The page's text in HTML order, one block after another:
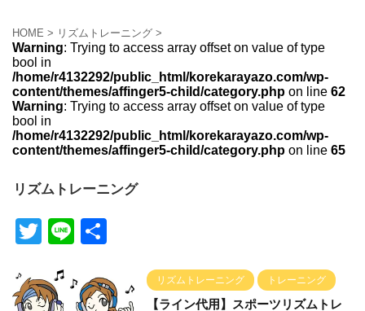
HOME > リズムトレーニング >
Warning: Trying to access array offset on value of type
bool in
/home/r4132292/public_html/korekarayazo.com/wp-
content/themes/affinger5-child/category.php on line 62
Warning: Trying to access array offset on value of type
bool in
/home/r4132292/public_html/korekarayazo.com/wp-
content/themes/affinger5-child/category.php on line 65
リズムトレーニング
T
tt
Li
e
リズムトレーニング トレーニング
【ライン代用】スポーツリズムトレ